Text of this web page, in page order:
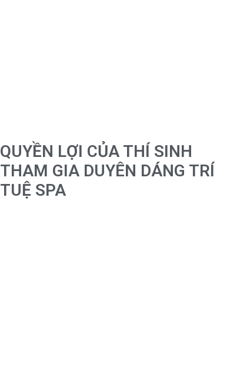
QUYỀN LỢI CỦA THÍ SINH
THAM GIA DUYÊN DÁNG TRÍ
TUỆ SPA